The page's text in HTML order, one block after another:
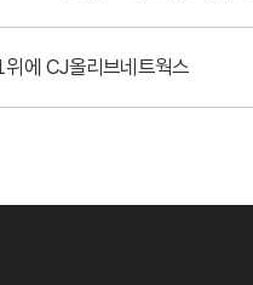
에 CJ올리브네트웍스